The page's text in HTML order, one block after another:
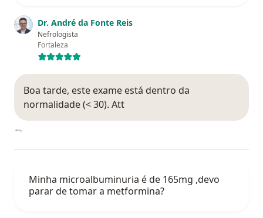
Dr. André da Fonte Reis
Nefrologista
Fortaleza
Boa tarde, este exame está dentro da
normalidade (< 30). Att
Minha microalbuminuria é de 165mg ,devo
parar de tomar a metformina?